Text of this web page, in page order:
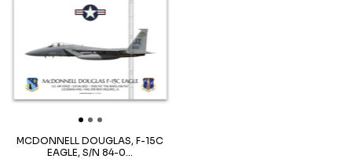
MCDONNELL DOUGLAS, F-15C
EAGLE, S/N 84-0...